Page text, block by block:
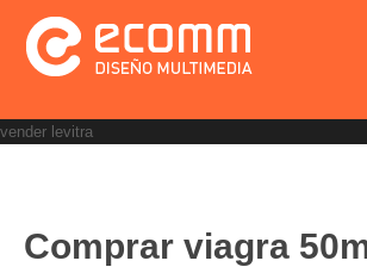
vender levitra
Comprar viagra